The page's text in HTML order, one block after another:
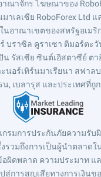
ณาจักร โฆษณาของ
าเลเซีย RoboForex Ltd
นอาณาเขตของสหรัฐอเม
บราซิล คูราเซา ติมอร์ตะ
น รัสเซีย ซินต์เอิสตาซีย์ ต
นอร์เทิร์นมาเรียนา สฟาล
น, เบลารุส และประเทศที่ถู
กรมการประกันภัยความรับ
งรวมถึงการเป็นผู้นำตลาด
อผิดพลาด ความประมาท แ
สู่การสูญเสียทางการเงินข